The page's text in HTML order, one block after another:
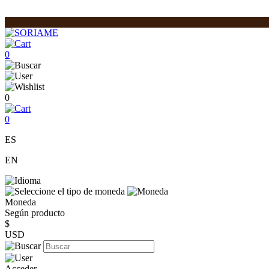
0
0
0
ES
EN
Moneda
Según producto
$
USD